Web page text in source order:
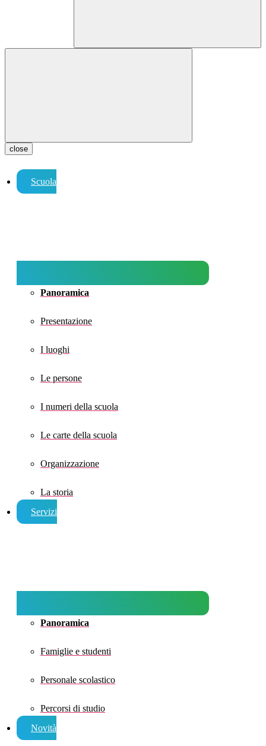
close
Scuola
Panoramica
Presentazione
I luoghi
Le persone
I numeri della scuola
Le carte della scuola
Organizzazione
La storia
Servizi
Panoramica
Famiglie e studenti
Personale scolastico
Percorsi di studio
Novità